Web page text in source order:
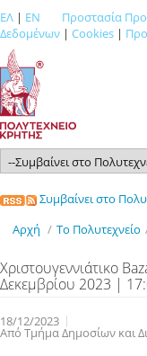
ΕΛ | EN
Προστασία
Δεδομένων | Cookies |
Συμβαίνει στο
Αρχή / Το Πολυτεχνείο
Χριστουγεννιάτικο
Δεκεμβρίου 2023 |
18/12/2023
Από Τμήμα Δημοσίων και